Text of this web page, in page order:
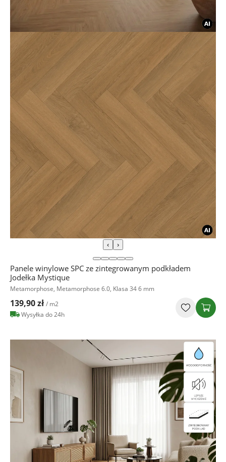
‹ ›
Panele winylowe SPC ze zintegrowanym podkładem
Jodełka Mystique
Metamorphose, Metamorphose 6.0, Klasa 34 6 mm
139,90 zł / m2
Wysyłka do 24h